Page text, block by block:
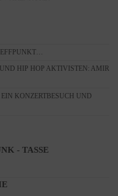
HIP HOP AKTIVISTEN: AMIR
KONZERTBESUCH UND
- TASSE